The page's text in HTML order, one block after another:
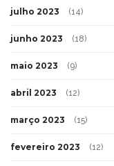
julho 2023 (14)
junho 2023 (18)
maio 2023 (9)
abril 2023 (12)
março 2023 (15)
fevereiro 2023 (12)